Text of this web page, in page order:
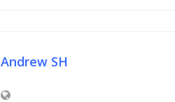
Andrew SH